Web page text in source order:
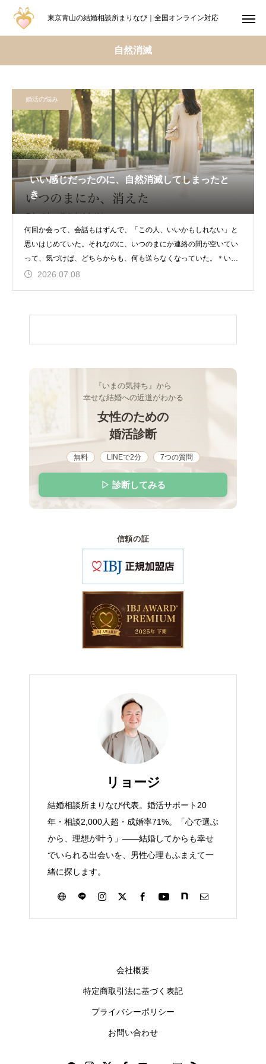
東京青山の結婚相談所まりなび｜全国オンライン対応
自然消滅
婚活の悩み
いい感じだったのに、自然消滅してしまったと
き
何回か会って、会話もはずんで、「この人、いいかもしれない」と
思いはじめていた。それなのに、いつのまにか連絡の間が空いてい
って、気づけば、どちらからも、何も送らなくなっていた。＊いい
感じ2026.07.08
『いまの気持ち』から
幸せな結婚への近道がわかる
女性のための
婚活診断
無料 LINEで2分 7つの質問
▷ 診断してみる
信頼の証
リョージ
結婚相談所まりなび代表。婚活サポート20
年・相談2,000人超・成婚率71%。「心で選ぶ
から、理想が叶う」——結婚してからも幸せ
でいられる出会いを、男性心理もふまえて一
緒に探します。
会社概要
特定商取引法に基づく表記
プライバシーポリシー
お問い合わせ